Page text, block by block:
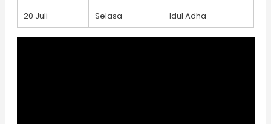
20 Juli
Selasa Idul Adha